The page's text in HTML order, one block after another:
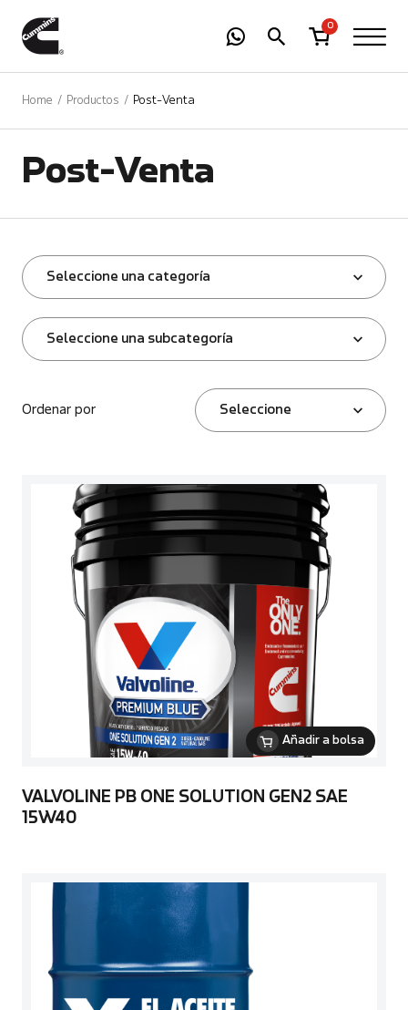
0
Home Productos Post-Venta
Post-Venta
Seleccione una categoría
Seleccione una subcategoría
Ordenar por Seleccione
Añadir a bolsa
VALVOLINE PB ONE SOLUTION GEN2 SAE
15W40